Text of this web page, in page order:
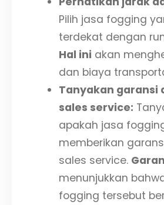
Pilih jasa fogging
terdekat dengan
Hal ini akan
dan biaya
Tanyakan garansi
sales service:
apakah jasa
memberikan
sales service.
menunjukkan
fogging tersebut